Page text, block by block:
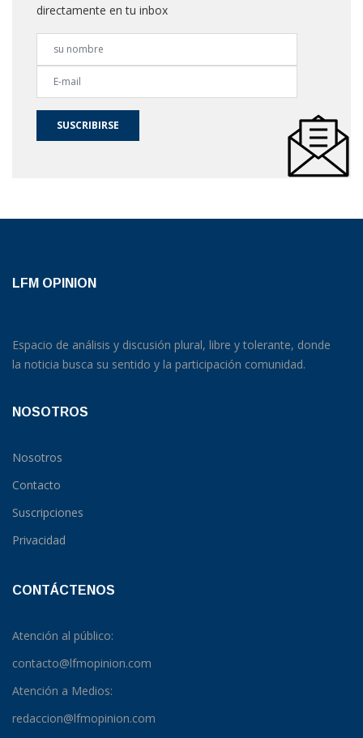
directamente en tu inbox
SUSCRIBIRSE
LFM OPINION
Espacio de análisis y discusión plural, libre y tolerante, donde
la noticia busca su sentido y la participación comunidad.
NOSOTROS
Nosotros
Contacto
Suscripciones
Privacidad
CONTÁCTENOS
Atención al público:
contacto@lfmopinion.com
Atención a Medios:
redaccion@lfmopinion.com